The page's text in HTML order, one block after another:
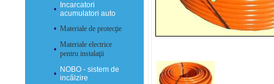
•
Incarcatori
acumulatori auto
• Materiale de protecţie
•
Materiale electrice
pentru instalaţii
•
NOBO - sistem de
incălzire